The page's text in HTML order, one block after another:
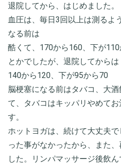
退院してから、はじめました。
血圧は、毎日3回以上は測るよ
なる前は
酷くて、170から160、下が
とかでしたが、退院してからは
140から120、下が95から70
脳梗塞になる前はタバコ、大
て、タバコはキッパリやめて
す。
ホットヨガは、続けて大丈夫
った事がなかったから、また
した。リンパマッサージ後飲ん